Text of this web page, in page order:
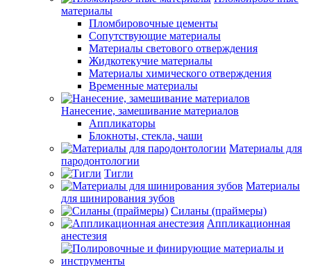
материалы
Пломбировочные цементы
Сопутствующие материалы
Материалы светового отверждения
Жидкотекучие материалы
Материалы химического отверждения
Временные материалы
Нанесение, замешивание материалов
Аппликаторы
Блокноты, стекла, чаши
Материалы для
пародонтологии
Тигли
Материалы
для шинирования зубов
Силаны (праймеры)
Аппликационная
анестезия